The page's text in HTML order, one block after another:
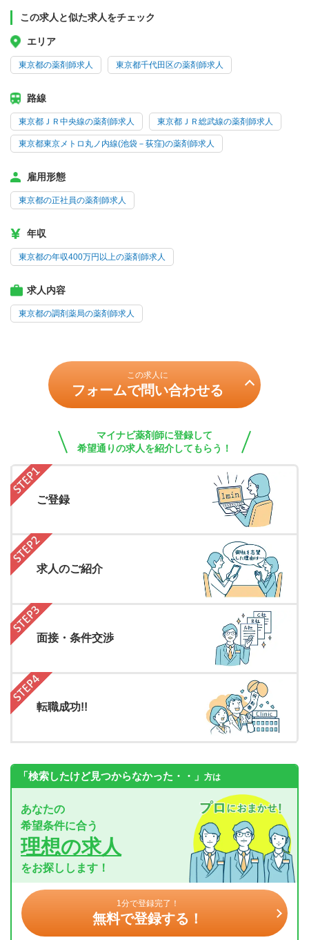
この求人と似た求人をチェック
エリア
東京都の薬剤師求人 東京都千代田区の薬剤師求人
路線
東京都ＪＲ中央線の薬剤師求人 東京都ＪＲ総武線の薬剤師求人
東京都東京メトロ丸ノ内線(池袋－荻窪)の薬剤師求人
雇用形態
東京都の正社員の薬剤師求人
年収
東京都の年収400万円以上の薬剤師求人
求人内容
東京都の調剤薬局の薬剤師求人
この求人に
フォームで問い合わせる
マイナビ薬剤師に登録して
希望通りの求人を紹介してもらう！
ご登録
求人のご紹介
面接・条件交渉
転職成功!!
「検索したけど見つからなかった・・」 方は
あなたの
希望条件に合う
理想の求人
をお探しします！
1分で登録完了！
無料で登録する！